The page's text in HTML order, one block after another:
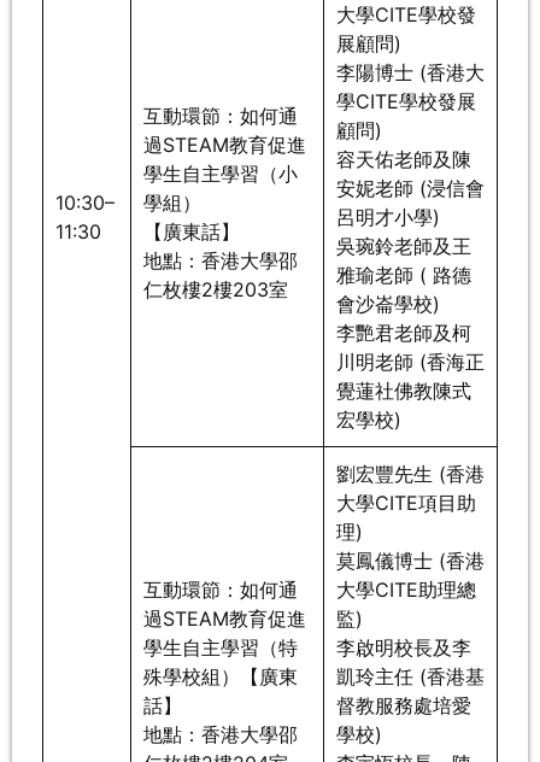
10:30–
11:30
互動環節：如何通
過STEAM教育促進
學生自主學習（小
學組）
【廣東話】
地點：香港大學邵
仁枚樓2樓203室
大學CITE學校發
展顧問)
李陽博士 (香港大
學CITE學校發展
顧問)
容天佑老師及陳
安妮老師 (浸信會
呂明才小學)
吳琬鈴老師及王
雅瑜老師 ( 路德
會沙崙學校)
李艷君老師及柯
川明老師 (香海正
覺蓮社佛教陳式
宏學校)
互動環節：如何通
過STEAM教育促進
學生自主學習（特
殊學校組）【廣東
話】
地點：香港大學邵
劉宏豐先生 (香港
大學CITE項目助
理)
莫鳳儀博士 (香港
大學CITE助理總
監)
李啟明校長及李
凱玲主任 (香港基
督教服務處培愛
學校)